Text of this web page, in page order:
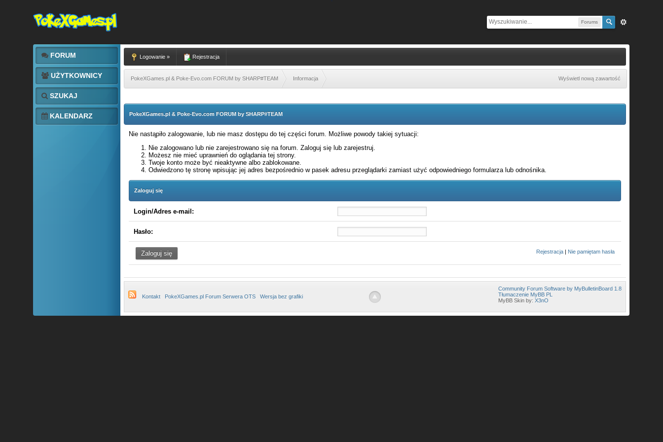
Forums
FORUM
UŻYTKOWNICY
SZUKAJ
KALENDARZ
Logowanie » Rejestracja
PokeXGames.pl & Poke-Evo.com FORUM by SHARP#TEAM Informacja Wyświetl nową zawartość
PokeXGames.pl & Poke-Evo.com FORUM by SHARP#TEAM
Nie nastąpiło zalogowanie, lub nie masz dostępu do tej części forum. Możliwe powody takiej sytuacji:
Nie zalogowano lub nie zarejestrowano się na forum. Zaloguj się lub zarejestruj.
Możesz nie mieć uprawnień do oglądania tej strony.
Twoje konto może być nieaktywne albo zablokowane.
Odwiedzono tę stronę wpisując jej adres bezpośrednio w pasek adresu przeglądarki zamiast użyć odpowiedniego formularza lub odnośnika.
Zaloguj się
Login/Adres e-mail:
Hasło:
Rejestracja | Nie pamiętam hasła
Kontakt PokeXGames.pl Forum Serwera OTS Wersja bez grafiki
Community Forum Software by MyBulletinBoard 1.8
Tłumaczenie MyBB PL
MyBB Skin by:X3nO